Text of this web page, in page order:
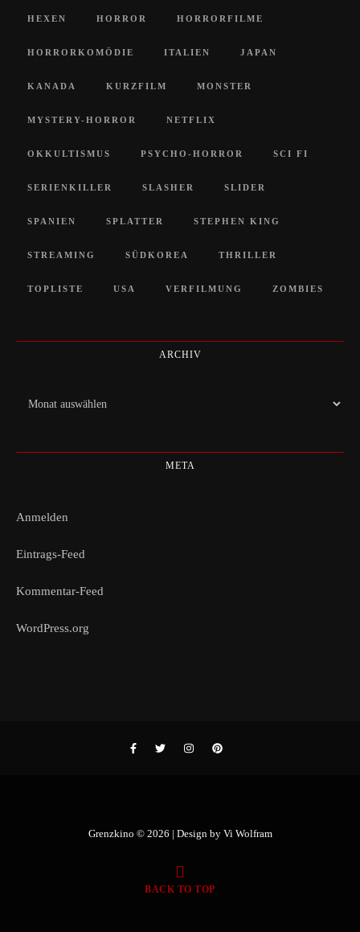
HEXEN HORROR HORRORFILME
HORRORKOMÖDIE ITALIEN JAPAN
KANADA KURZFILM MONSTER
MYSTERY-HORROR NETFLIX
OKKULTISMUS PSYCHO-HORROR SCI FI
SERIENKILLER SLASHER SLIDER
SPANIEN SPLATTER STEPHEN KING
STREAMING SÜDKOREA THRILLER
TOPLISTE USA VERFILMUNG ZOMBIES
ARCHIV
Archiv
META
Anmelden
Eintrags-Feed
Kommentar-Feed
WordPress.org
Grenzkino © 2026 | Design by Vi Wolfram
BACK TO TOP